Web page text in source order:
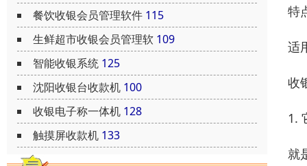
餐饮收银会员管理软件 115
生鲜超市收银会员管理软 109
智能收银系统 125
沈阳收银台收款机 100
收银电子称一体机 128
触摸屏收款机 133
特
适
收
1.
就